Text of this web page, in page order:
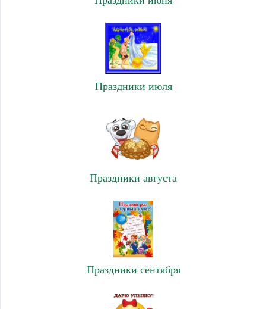
Праздники июля
Праздники августа
Праздники сентября